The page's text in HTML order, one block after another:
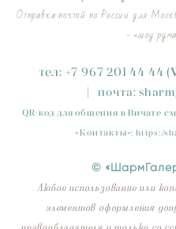
Отправка почтой по России для
- «шоу
тел: +7 967 201 44 44 (
|
почта:
QR-код для общения в Вичате
«Контакты»: https://
©
Любое использование или
элементов оформления